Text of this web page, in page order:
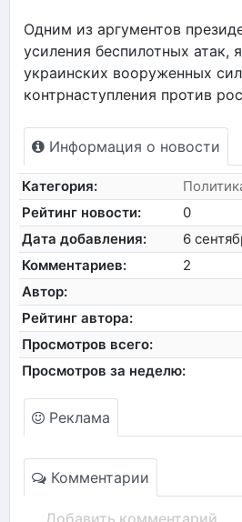
Одним из аргументов
усиления беспилотных атак,
украинских вооруженных
контрнаступления против
Информация о новости
Категория:
Рейтинг новости:
0
Дата добавления:
6
Комментариев:
2
Автор:
Рейтинг автора:
Просмотров всего:
Просмотров за неделю:
Реклама
Комментарии
Добавить комментарий